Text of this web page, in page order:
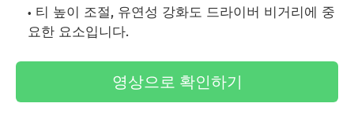
티 높이 조절, 유연성 강화도 드라이버 비거리에 중
요한 요소입니다.
영상으로 확인하기